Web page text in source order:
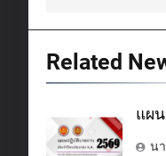
Related
แผ
น